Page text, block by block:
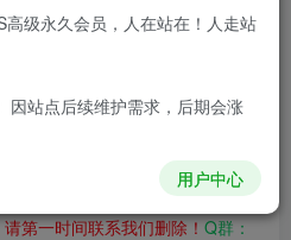
，由于网络资源具有极快的可复制性，
资源，积分只需签到就可以获
仅供学习和交流，请勿用于商业
第一时间联系我们删除！Q群：
级永久会员，人在站在！人走站
因站点后续维护需求，后期会涨
用户中心